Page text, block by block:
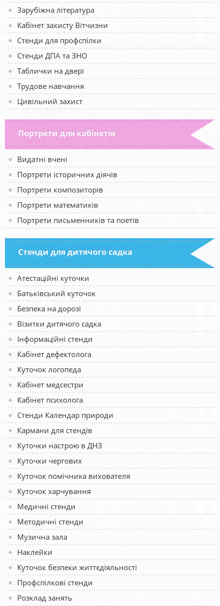
Зарубіжна література
Кабінет захисту Вітчизни
Стенди для профспілки
Стенди ДПА та ЗНО
Таблички на двері
Трудове навчання
Цивільний захист
Портрети для кабінетів
Видатні вчені
Портрети історичних діячів
Портрети композиторів
Портрети математиків
Портрети письменників та поетів
Стенди для дитячого садка
Атестаційні куточки
Батьківський куточок
Безпека на дорозі
Візитки дитячого садка
Інформаційні стенди
Кабінет дефектолога
Куточок логопеда
Кабінет медсестри
Кабінет психолога
Стенди Календар природи
Кармани для стендів
Куточки настрою в ДНЗ
Куточки чергових
Куточок помічника вихователя
Куточок харчування
Медичні стенди
Методичні стенди
Музична зала
Наклейки
Куточок безпеки життєдіяльності
Профспілкові стенди
Розклад занять